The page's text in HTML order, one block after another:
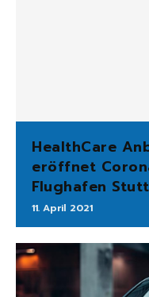
HealthCare
eröffnet
Flughafen
11. April 2021